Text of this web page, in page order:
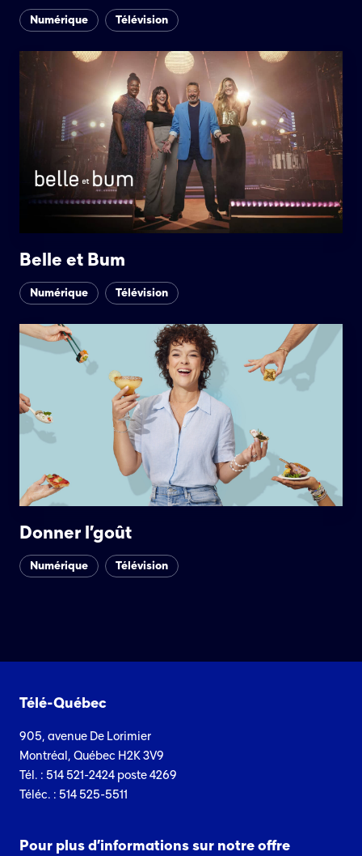
Numérique Télévision
Belle et Bum
Numérique Télévision
Donner l’goût
Numérique Télévision
Télé-Québec
905, avenue De Lorimier
Montréal, Québec H2K 3V9
Tél. : 514 521-2424 poste 4269
Téléc. : 514 525-5511
Pour plus d’informations sur notre offre